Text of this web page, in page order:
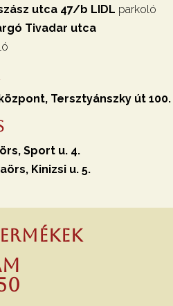
utca 47/b LIDL parkoló
Tivadar utca
Tersztyánszky út 100.
Sport u. 4.
Kinizsi u. 5.